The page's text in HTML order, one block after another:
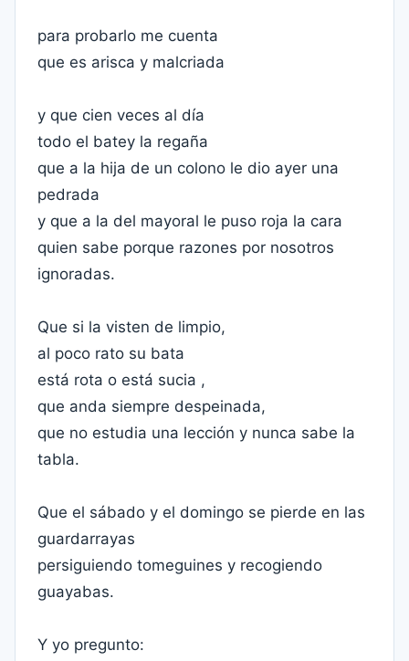
para probarlo me cuenta
que es arisca y malcriada
y que cien veces al día
todo el batey la regaña
que a la hija de un colono le dio ayer una
pedrada
y que a la del mayoral le puso roja la cara
quien sabe porque razones por nosotros
ignoradas.
Que si la visten de limpio,
al poco rato su bata
está rota o está sucia ,
que anda siempre despeinada,
que no estudia una lección y nunca sabe la
tabla.
Que el sábado y el domingo se pierde en las
guardarrayas
persiguiendo tomeguines y recogiendo
guayabas.
Y yo pregunto: